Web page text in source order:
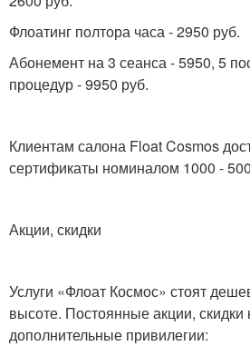
Флоатинг полтора часа - 2950 руб.
Абонемент на 3 сеанса - 5950, 5
процедур - 9950 руб.
Клиентам салона Float Cosmos
сертификаты номиналом 1000 -
Акции, скидки
Услуги «Флоат Космос» стоят
высоте. Постоянные акции,
дополнительные привилегии: